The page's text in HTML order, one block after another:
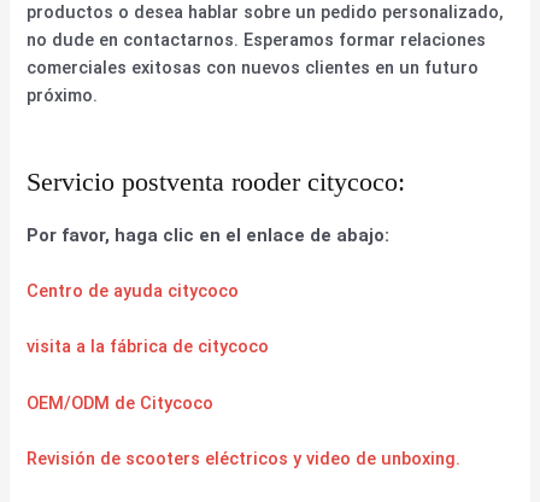
productos o desea hablar sobre un pedido personalizado,
no dude en contactarnos. Esperamos formar relaciones
comerciales exitosas con nuevos clientes en un futuro
próximo.
Servicio postventa rooder citycoco:
Por favor, haga clic en el enlace de abajo:
Centro de ayuda citycoco
visita a la fábrica de citycoco
OEM/ODM de Citycoco
Revisión de scooters eléctricos y video de unboxing.